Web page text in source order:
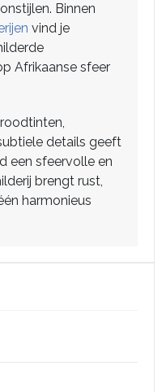
Binnen
vind je
Afrikaanse sfeer
details geeft
een sfeervolle en
brengt rust,
harmonieus